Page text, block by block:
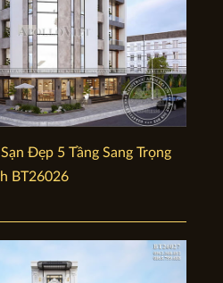
Đẹp 5 Tầng Sang Trọng
BT26026